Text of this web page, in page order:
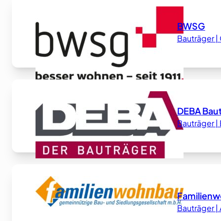
BWSG
Bauträger |
DEBA
Bauträger |
Bauträger |